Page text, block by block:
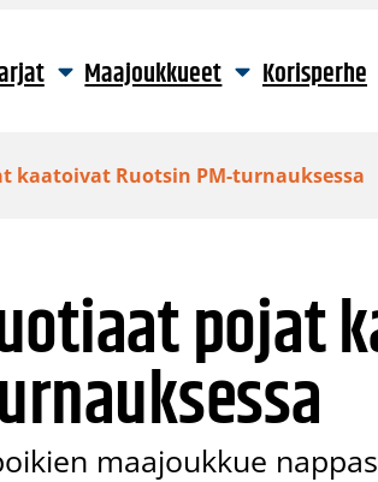
Maajoukkueet Korisperhe
kaatoivat Ruotsin PM-turnauksessa
pojat
maajoukkue